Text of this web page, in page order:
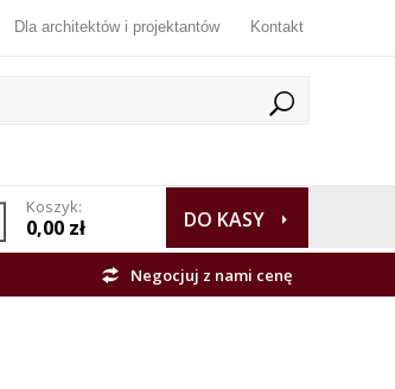
Dla architektów i projektantów Kontakt
Koszyk:
0,00 zł DO KASY
Negocjuj z nami cenę